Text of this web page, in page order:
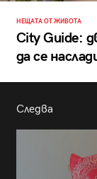
НЕЩАТА ОТ ЖИВОТА
City Guide:
да се
Следва